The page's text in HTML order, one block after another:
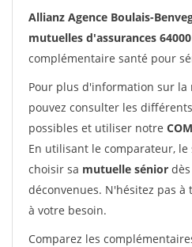
Allianz Agence Boulais-
mutuelles d'assurances
complémentaire santé pour
Pour plus d'information sur la
pouvez consulter les
possibles et utiliser notre
En utilisant le comparateur,
choisir sa mutuelle sénior
déconvenues. N'hésitez pas
à votre besoin.
Comparez les